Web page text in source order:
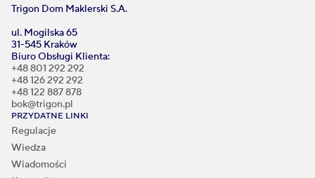
Trigon Dom Maklerski S.A.
ul. Mogilska 65
31-545 Kraków
Biuro Obsługi Klienta:
+48 801 292 292
+48 126 292 292
+48 122 887 878
bok@trigon.pl
PRZYDATNE LINKI
Regulacje
Wiedza
Wiadomości